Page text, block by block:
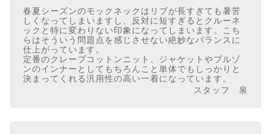
春夏シーズンのモックネックはリブが長すぎても暑苦
しくなってしまいますし、反対に短すぎるとクルーネ
ックと特に変わりない印象になってしまいます。こち
らはそういう問題点を感じさせない絶妙なバランスに
仕上がっています。
定番のクレープコットンニット、ジャケットやブルゾ
ンのインナーとしてもちろんこと単体でもしっかりと
決まってくれる汎用性の高い一着になっています。
スタッフ 泉